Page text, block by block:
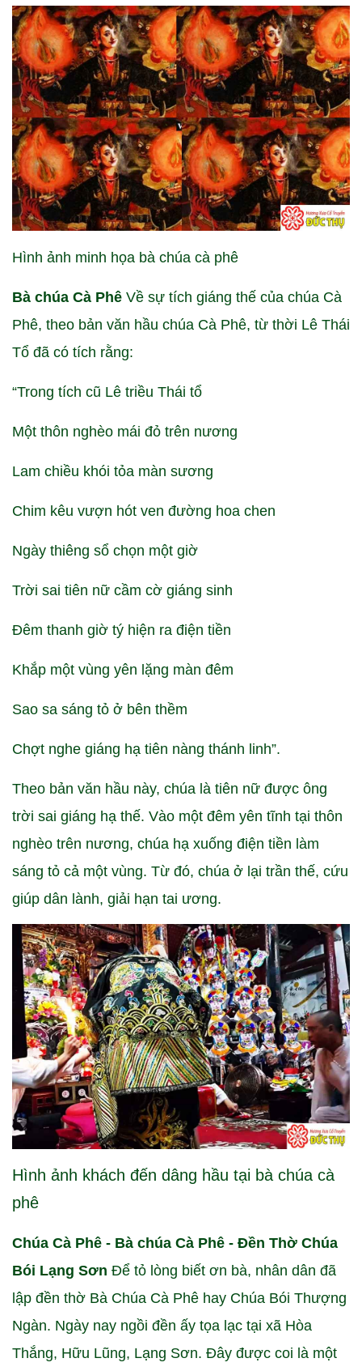
Hình ảnh minh họa bà chúa cà phê
Bà chúa Cà Phê Về sự tích giáng thế của chúa Cà
Phê, theo bản văn hầu chúa Cà Phê, từ thời Lê Thái
Tổ đã có tích rằng:
“Trong tích cũ Lê triều Thái tổ
Một thôn nghèo mái đỏ trên nương
Lam chiều khói tỏa màn sương
Chim kêu vượn hót ven đường hoa chen
Ngày thiêng sổ chọn một giờ
Trời sai tiên nữ cầm cờ giáng sinh
Đêm thanh giờ tý hiện ra điện tiền
Khắp một vùng yên lặng màn đêm
Sao sa sáng tỏ ở bên thềm
Chợt nghe giáng hạ tiên nàng thánh linh”.
Theo bản văn hầu này, chúa là tiên nữ được ông
trời sai giáng hạ thế. Vào một đêm yên tĩnh tại thôn
nghèo trên nương, chúa hạ xuống điện tiền làm
sáng tỏ cả một vùng. Từ đó, chúa ở lại trần thế, cứu
giúp dân lành, giải hạn tai ương.
Hình ảnh khách đến dâng hầu tại bà chúa cà
phê
Chúa Cà Phê - Bà chúa Cà Phê - Đền Thờ Chúa
Bói Lạng Sơn Để tỏ lòng biết ơn bà, nhân dân đã
lập đền thờ Bà Chúa Cà Phê hay Chúa Bói Thượng
Ngàn. Ngày nay ngồi đền ấy tọa lạc tại xã Hòa
Thắng, Hữu Lũng, Lạng Sơn. Đây được coi là một